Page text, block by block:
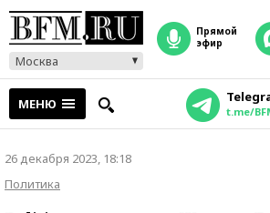
Москва
прямой
эфир
МЕНЮ t.me/
26 декабря 2023, 18:18
Политика